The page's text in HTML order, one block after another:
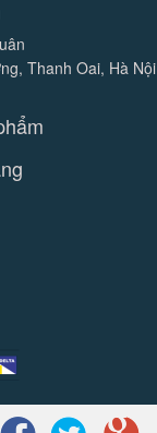
Thanh Oai, Hà Nội